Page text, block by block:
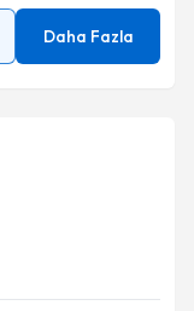
Daha Fazla